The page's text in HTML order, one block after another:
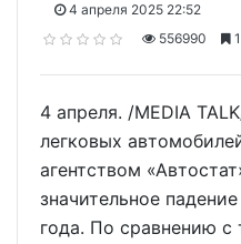
4 апреля 2025 22:52
556990
4 апреля. /MEDIA
легковых
агентством
значительное
года. По сравнению